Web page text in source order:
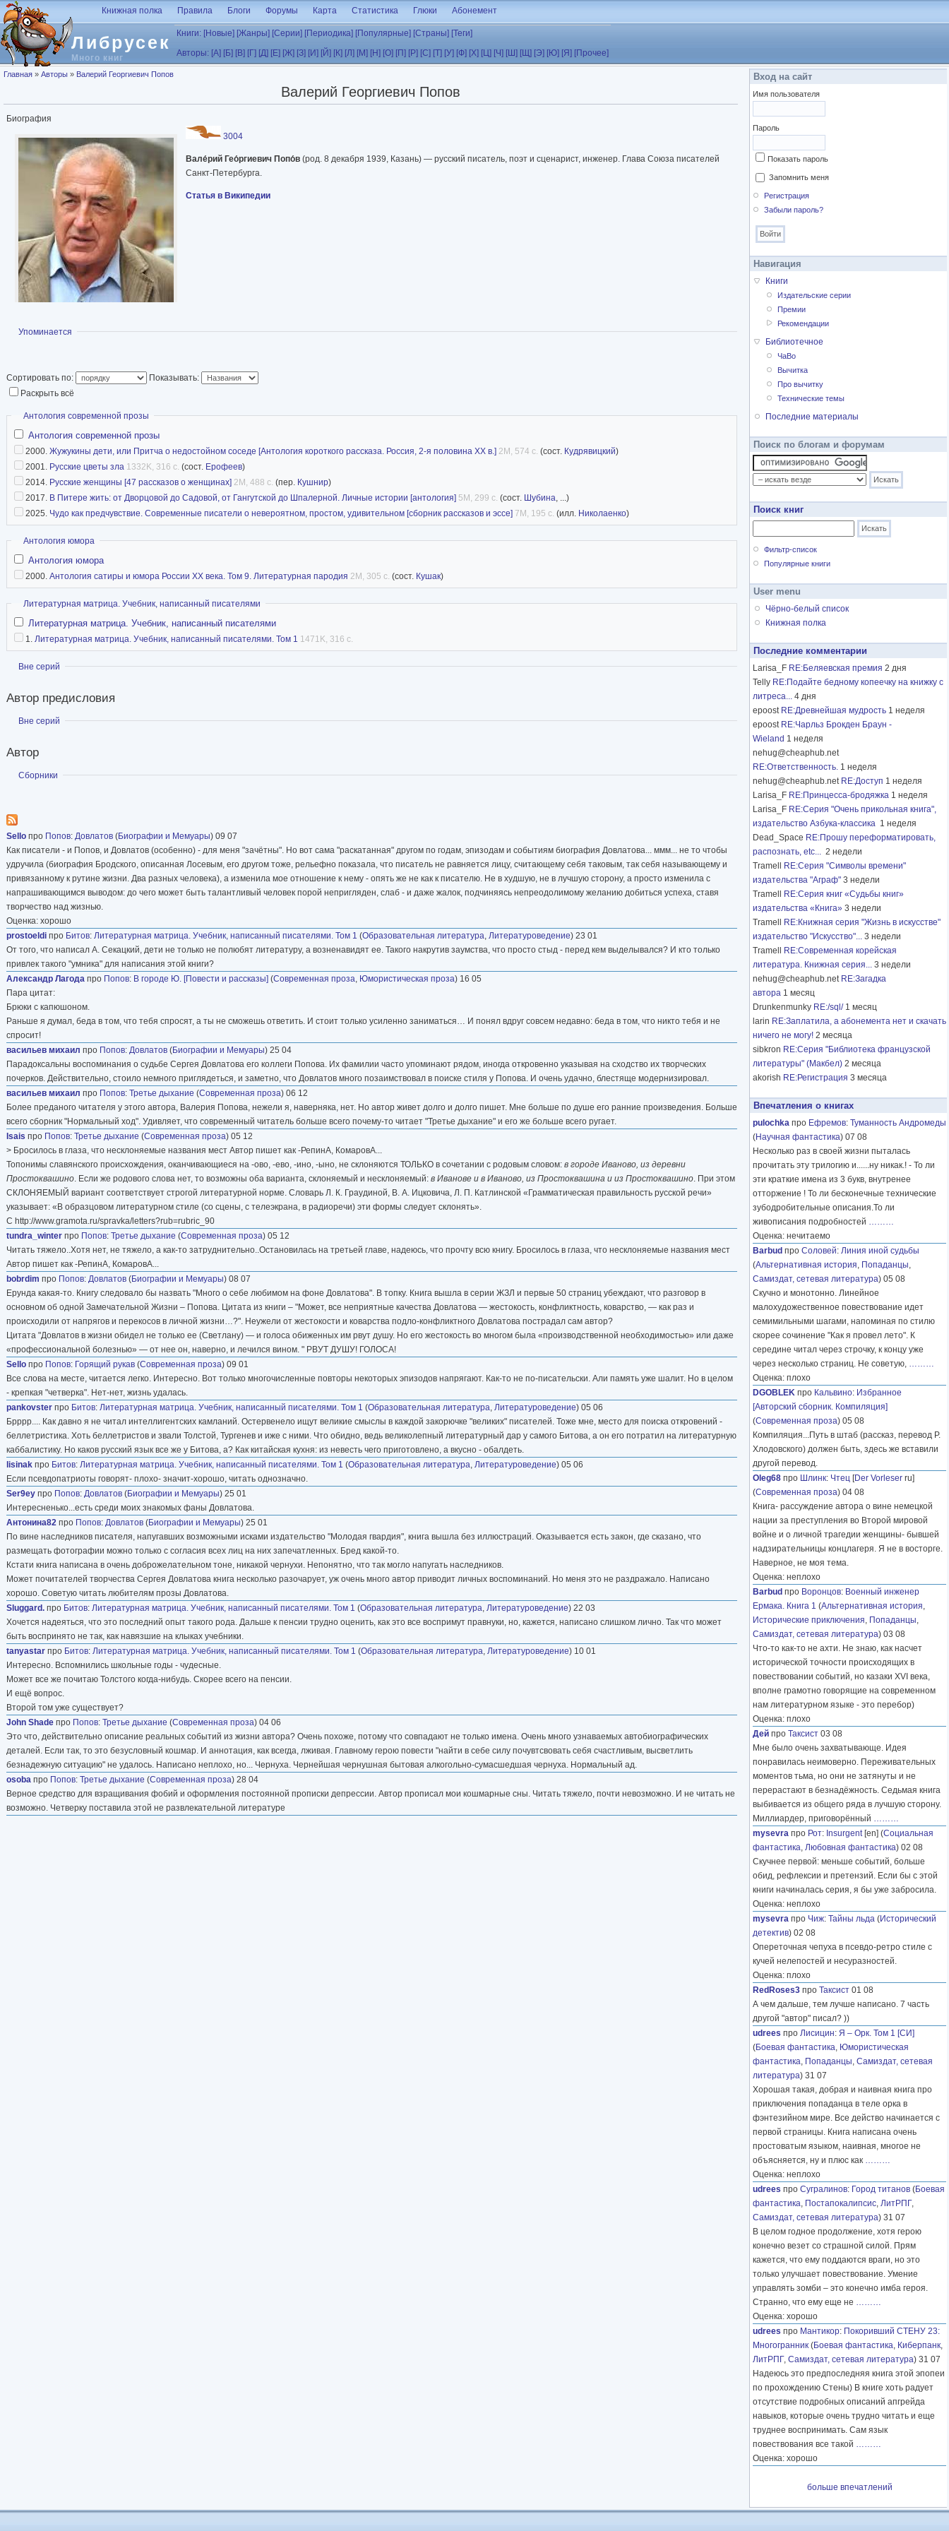
Перейти к основному содержанию
Либрусек
Много книг
Книжная полка Правила Блоги Форумы Карта Статистика Глюки Абонемент
Книги: [Новые] [Жанры] [Серии] [Периодика] [Популярные] [Страны] [Теги]
Авторы: [А] [Б] [В] [Г] [Д] [Е] [Ж] [З] [И] [Й] [К] [Л] [М] [Н] [О] [П] [Р] [С] [Т] [У] [Ф] [Х] [Ц] [Ч] [Ш] [Щ] [Э] [Ю] [Я] [Прочее]
Вы здесь
Главная » Авторы » Валерий Георгиевич Попов
Валерий Георгиевич Попов
Биография
3004
Вале́рий Гео́ргиевич Попо́в (род. 8 декабря 1939, Казань) — русский писатель, поэт и сценарист, инженер. Глава Союза писателей
Санкт-Петербурга.
Статья в Википедии
Показать
Упоминается
Сортировать по:
Показывать:
Раскрыть всё
Скрыть
Антология современной прозы
Антология современной прозы
2000. Жужукины дети, или Притча о недостойном соседе [Антология короткого рассказа. Россия, 2-я половина XX в.] 2M, 574 с. (сост. Кудрявицкий)
2001. Русские цветы зла 1332K, 316 с. (сост. Ерофеев)
2014. Русские женщины [47 рассказов о женщинах] 2M, 488 с. (пер. Кушнир)
2017. В Питере жить: от Дворцовой до Садовой, от Гангутской до Шпалерной. Личные истории [антология] 5M, 299 с. (сост. Шубина, ...)
2025. Чудо как предчувствие. Современные писатели о невероятном, простом, удивительном [сборник рассказов и эссе] 7M, 195 с. (илл. Николаенко)
Скрыть
Антология юмора
Антология юмора
2000. Антология сатиры и юмора России XX века. Том 9. Литературная пародия 2M, 305 с. (сост. Кушак)
Скрыть
Литературная матрица. Учебник, написанный писателями
Литературная матрица. Учебник, написанный писателями
1. Литературная матрица. Учебник, написанный писателями. Том 1 1471K, 316 с.
Показать
Вне серий
Автор предисловия
Показать
Вне серий
Автор
Показать
Сборники
Sello про Попов: Довлатов (Биографии и Мемуары) 09 07
Как писатели - и Попов, и Довлатов (особенно) - для меня "зачётны". Но вот сама "раскатанная" другом по годам, эпизодам и событиям биография Довлатова... ммм... не то чтобы
удручила (биография Бродского, описанная Лосевым, его другом тоже, рельефно показала, что писатель не равняется лицу, считающему себя таковым, так себя называющему и
привязанному к рутине жизни. Два разных человека), а изменила мое отношение к нему - опять же не как к писателю. Не в худшую, не в лучшую сторону, а просто изменила с
напрашивающимся выводом: до чего может быть талантливый человек порой непригляден, слаб - и даже жалок, подчиняясь непреодолимому желанию добиться успеха, ставя
творчество над жизнью.
Оценка: хорошо
prostoeldi про Битов: Литературная матрица. Учебник, написанный писателями. Том 1 (Образовательная литература, Литературоведение) 23 01
От того, что написал А. Секацкий, дети не только не полюбят литературу, а возненавидят ее. Такого накрутив заумства, что просто стыд - перед кем выделывался? И кто только
привлек такого "умника" для написания этой книги?
Александр Лагода про Попов: В городе Ю. [Повести и рассказы] (Современная проза, Юмористическая проза) 16 05
Пара цитат:
Брюки с капюшоном.
Раньше я думал, беда в том, что тебя спросят, а ты не сможешь ответить. И стоит только усиленно заниматься… И понял вдруг совсем недавно: беда в том, что никто тебя и не
спросит!
васильев михаил про Попов: Довлатов (Биографии и Мемуары) 25 04
Парадоксальны воспоминания о судьбе Сергея Довлатова его коллеги Попова. Их фамилии часто упоминают рядом, иногда откровенно указывая на сходство их творческих
почерков. Действительно, стоило немного приглядеться, и заметно, что Довлатов много позаимствовал в поиске стиля у Попова. И очень удачно, блестяще модернизировал.
васильев михаил про Попов: Третье дыхание (Современная проза) 06 12
Более преданого читателя у этого автора, Валерия Попова, нежели я, наверняка, нет. Но автор живет долго и долго пишет. Мне больше по душе его ранние произведения. Больше
всего сборник "Нормальный ход". Удивляет, что современный читатель больше всего почему-то читает "Третье дыхание" и его же больше всего ругает.
Isais про Попов: Третье дыхание (Современная проза) 05 12
> Бросилось в глаза, что несклоняемые названия мест Автор пишет как -РепинА, КомаровА...
Топонимы славянского происхождения, оканчивающиеся на -ово, -ево, -ино, -ыно, не склоняются ТОЛЬКО в сочетании с родовым словом: в городе Иваново, из деревни
Простоквашино. Если же родового слова нет, то возможны оба варианта, склоняемый и несклоняемый: в Иванове и в Иваново, из Простоквашина и из Простоквашино. При этом
СКЛОНЯЕМЫЙ вариант соответствует строгой литературной норме. Словарь Л. К. Граудиной, В. А. Ицковича, Л. П. Катлинской «Грамматическая правильность русской речи»
указывает: «В образцовом литературном стиле (со сцены, с телеэкрана, в радиоречи) эти формы следует склонять».
С http://www.gramota.ru/spravka/letters?rub=rubric_90
tundra_winter про Попов: Третье дыхание (Современная проза) 05 12
Читать тяжело..Хотя нет, не тяжело, а как-то затруднительно..Остановилась на третьей главе, надеюсь, что прочту всю книгу. Бросилось в глаза, что несклоняемые названия мест
Автор пишет как -РепинА, КомаровА...
bobrdim про Попов: Довлатов (Биографии и Мемуары) 08 07
Ерунда какая-то. Книгу следовало бы назвать "Много о себе любимом на фоне Довлатова". В топку. Книга вышла в серии ЖЗЛ и первые 50 страниц убеждают, что разговор в
основном об одной Замечательной Жизни – Попова. Цитата из книги – "Может, все неприятные качества Довлатова — жестокость, конфликтность, коварство, — как раз и
происходили от напрягов и перекосов в личной жизни…?". Неужели от жестокости и коварства подло-конфликтного Довлатова пострадал сам автор?
Цитата "Довлатов в жизни обидел не только ее (Светлану) — и голоса обиженных им рвут душу. Но его жестокость во многом была «производственной необходимостью» или даже
«профессиональной болезнью» — от нее он, наверно, и лечился вином. " РВУТ ДУШУ! ГОЛОСА!
Sello про Попов: Горящий рукав (Современная проза) 09 01
Все слова на месте, читается легко. Интересно. Вот только многочисленные повторы некоторых эпизодов напрягают. Как-то не по-писательски. Али память уже шалит. Но в целом
- крепкая "четверка". Нет-нет, жизнь удалась.
pankovster про Битов: Литературная матрица. Учебник, написанный писателями. Том 1 (Образовательная литература, Литературоведение) 05 06
Брррр.... Как давно я не читал интеллигентских камланий. Остервенело ищут великие смыслы в каждой закорючке "великих" писателей. Тоже мне, место для поиска откровений -
беллетристика. Хоть беллетристов и звали Толстой, Тургенев и иже с ними. Что обидно, ведь великолепный литературный дар у самого Битова, а он его потратил на литературную
каббалистику. Но каков русский язык все же у Битова, а? Как китайская кухня: из невесть чего приготовлено, а вкусно - обалдеть.
lisinak про Битов: Литературная матрица. Учебник, написанный писателями. Том 1 (Образовательная литература, Литературоведение) 05 06
Если псевдопатриоты говорят- плохо- значит-хорошо, читать однозначно.
Ser9ey про Попов: Довлатов (Биографии и Мемуары) 25 01
Интересненько...есть среди моих знакомых фаны Довлатова.
Антонина82 про Попов: Довлатов (Биографии и Мемуары) 25 01
По вине наследников писателя, напугавших возможными исками издательство "Молодая гвардия", книга вышла без иллюстраций. Оказывается есть закон, где сказано, что
размещать фотографии можно только с согласия всех лиц на них запечатленных. Бред какой-то.
Кстати книга написана в очень доброжелательном тоне, никакой чернухи. Непонятно, что так могло напугать наследников.
Может почитателей творчества Сергея Довлатова книга несколько разочарует, уж очень много автор приводит личных воспоминаний. Но меня это не раздражало. Написано
хорошо. Советую читать любителям прозы Довлатова.
Sluggard. про Битов: Литературная матрица. Учебник, написанный писателями. Том 1 (Образовательная литература, Литературоведение) 22 03
Хочется надеяться, что это последний опыт такого рода. Дальше к пенсии трудно оценить, как это все воспримут правнуки, но, кажется, написано слишком лично. Так что может
быть воспринято не так, как навязшие на клыках учебники.
tanyastar про Битов: Литературная матрица. Учебник, написанный писателями. Том 1 (Образовательная литература, Литературоведение) 10 01
Интересно. Вспомнились школьные годы - чудесные.
Может все же почитаю Толстого когда-нибудь. Скорее всего на пенсии.
И ещё вопрос.
Второй том уже существует?
John Shade про Попов: Третье дыхание (Современная проза) 04 06
Это что, действительно описание реальных событий из жизни автора? Очень похоже, потому что совпадают не только имена. Очень много узнаваемых автобиографических
деталей. Если так, то это безусловный кошмар. И аннотация, как всегда, лживая. Главному герою повести "найти в себе силу почувтсвовать себя счастливым, высветлить
безнадежную ситуацию" не удалось. Написано неплохо, но... Чернуха. Чернейшая чернушная бытовая алкогольно-сумасшедшая чернуха. Нормальный ад.
osoba про Попов: Третье дыхание (Современная проза) 28 04
Верное средство для взращивания фобий и оформления постоянной прописки депрессии. Автор прописал мои кошмарные сны. Читать тяжело, почти невозможно. И не читать не
возможно. Четверку поставила этой не развлекательной литературе
Вход на сайт
Имя пользователя
Пароль
Показать пароль
Запомнить меня
Регистрация
Забыли пароль?
Навигация
Книги
Издательские серии
Премии
Рекомендации
Библиотечное
ЧаВо
Вычитка
Про вычитку
Технические темы
Последние материалы
Поиск по блогам и форумам
Поиск книг
Фильтр-список
Популярные книги
User menu
Чёрно-белый список
Книжная полка
Последние комментарии
Larisa_F RE:Беляевская премия 2 дня
Telly RE:Подайте бедному копеечку на книжку с
литреса... 4 дня
epoost RE:Древнейшая мудрость 1 неделя
epoost RE:Чарльз Брокден Браун -
Wieland 1 неделя
nehug@cheaphub.net
RE:Ответственность. 1 неделя
nehug@cheaphub.net RE:Доступ 1 неделя
Larisa_F RE:Принцесса-бродяжка 1 неделя
Larisa_F RE:Серия "Очень прикольная книга",
издательство Азбука-классика 1 неделя
Dead_Space RE:Прошу переформатировать,
распознать, etc... 2 недели
Tramell
RE:Серия "Символы времени"
издательства "Аграф" 3 недели
Tramell
RE:Серия книг «Судьбы книг»
издательства «Книга» 3 недели
Tramell
RE:Книжная серия "Жизнь в искусстве"
издательство "Искусство"... 3 недели
Tramell
RE:Современная корейская
литература. Книжная серия... 3 недели
nehug@cheaphub.net RE:Загадка
автора 1 месяц
Drunkenmunky RE:/sql/ 1 месяц
larin RE:Заплатила, а абонемента нет и скачать
ничего не могу! 2 месяца
sibkron RE:Серия "Библиотека французской
литературы" (Макбел) 2 месяца
akorish RE:Регистрация 3 месяца
Впечатления о книгах
pulochka про Ефремов: Туманность Андромеды
(Научная фантастика) 07 08
Несколько раз в своей жизни пыталась
прочитать эту трилогию и......ну никак.! - То ли
эти краткие имена из 3 букв, внутренее
отторжение ! То ли бесконечные технические
зубодробительные описания.То ли
живописания подробностей ………
Оценка: нечитаемо
Barbud про Соловей: Линия иной судьбы
(Альтернативная история, Попаданцы,
Самиздат, сетевая литература) 05 08
Скучно и монотонно. Линейное
малохудожественное повествование идет
семимильными шагами, напоминая по стилю
скорее сочинение "Как я провел лето". К
середине читал через строчку, к концу уже
через несколько страниц. Не советую, ………
Оценка: плохо
DGOBLEK про Кальвино: Избранное
[Авторский сборник. Компиляция]
(Современная проза) 05 08
Компиляция...Путь в штаб (рассказ, перевод Р.
Хлодовского) должен быть, здесь же вставили
другой перевод.
Oleg68 про Шлинк: Чтец [Der Vorleser ru]
(Современная проза) 04 08
Книга- рассуждение автора о вине немецкой
нации за преступления во Второй мировой
войне и о личной трагедии женщины- бывшей
надзирательницы концлагеря. Я не в восторге.
Наверное, не моя тема.
Оценка: неплохо
Barbud про Воронцов: Военный инженер
Ермака. Книга 1 (Альтернативная история,
Исторические приключения, Попаданцы,
Самиздат, сетевая литература) 03 08
Что-то как-то не ахти. Не знаю, как насчет
исторической точности происходящих в
повествовании событий, но казаки XVI века,
вполне грамотно говорящие на современном
нам литературном языке - это перебор)
Оценка: плохо
Дей про Таксист 03 08
Мне было очень захватывающе. Идея
понравилась неимоверно. Переживательных
моментов тьма, но они не затянуты и не
перерастают в безнадёжность. Седьмая книга
выбивается из общего ряда в лучшую сторону.
Миллиардер, приговорённый ………
mysevra про Рот: Insurgent[en] (Социальная
фантастика, Любовная фантастика) 02 08
Скучнее первой: меньше событий, больше
обид, рефлексии и претензий. Если бы с этой
книги начиналась серия, я бы уже забросила.
Оценка: неплохо
mysevra про Чиж: Тайны льда (Исторический
детектив) 02 08
Опереточная чепуха в псевдо-ретро стиле с
кучей нелепостей и несуразностей.
Оценка: плохо
RedRoses3 про Таксист 01 08
А чем дальше, тем лучше написано. 7 часть
другой "автор" писал? ))
udrees про Лисицин: Я – Орк. Том 1 [СИ]
(Боевая фантастика, Юмористическая
фантастика, Попаданцы, Самиздат, сетевая
литература) 31 07
Хорошая такая, добрая и наивная книга про
приключения попаданца в теле орка в
фэнтезийном мире. Все действо начинается с
первой страницы. Книга написана очень
простоватым языком, наивная, многое не
объясняется, ну и плюс как ………
Оценка: неплохо
udrees про Сугралинов: Город титанов (Боевая
фантастика, Постапокалипсис, ЛитРПГ,
Самиздат, сетевая литература) 31 07
В целом годное продолжение, хотя герою
конечно везет со страшной силой. Прям
кажется, что ему поддаются враги, но это
только улучшает повествование. Умение
управлять зомби – это конечно имба героя.
Странно, что ему еще не ………
Оценка: хорошо
udrees про Мантикор: Покоривший СТЕНУ 23:
Многогранник (Боевая фантастика, Киберпанк,
ЛитРПГ, Самиздат, сетевая литература) 31 07
Надеюсь это предпоследняя книга этой эпопеи
по прохождению Стены) В книге хоть радует
отсутствие подробных описаний апгрейда
навыков, которые очень трудно читать и еще
труднее воспринимать. Сам язык
повествования все такой ………
Оценка: хорошо
больше впечатлений